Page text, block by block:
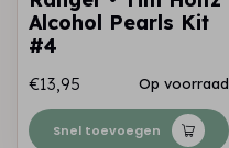
Alcohol Pearls Kit
#4
€13,95 Op voorraad
Snel toevoegen